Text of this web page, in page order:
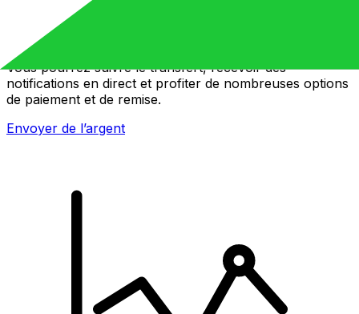
Transferts d'argent internationaux avec Xe
Envoyez de l'argent en ligne de façon sûre et rapide.
Vous pourrez suivre le transfert, recevoir des
notifications en direct et profiter de nombreuses options
de paiement et de remise.
Envoyer de l’argent